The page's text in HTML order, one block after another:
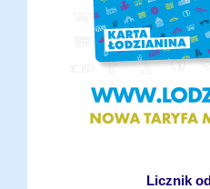
Licznik